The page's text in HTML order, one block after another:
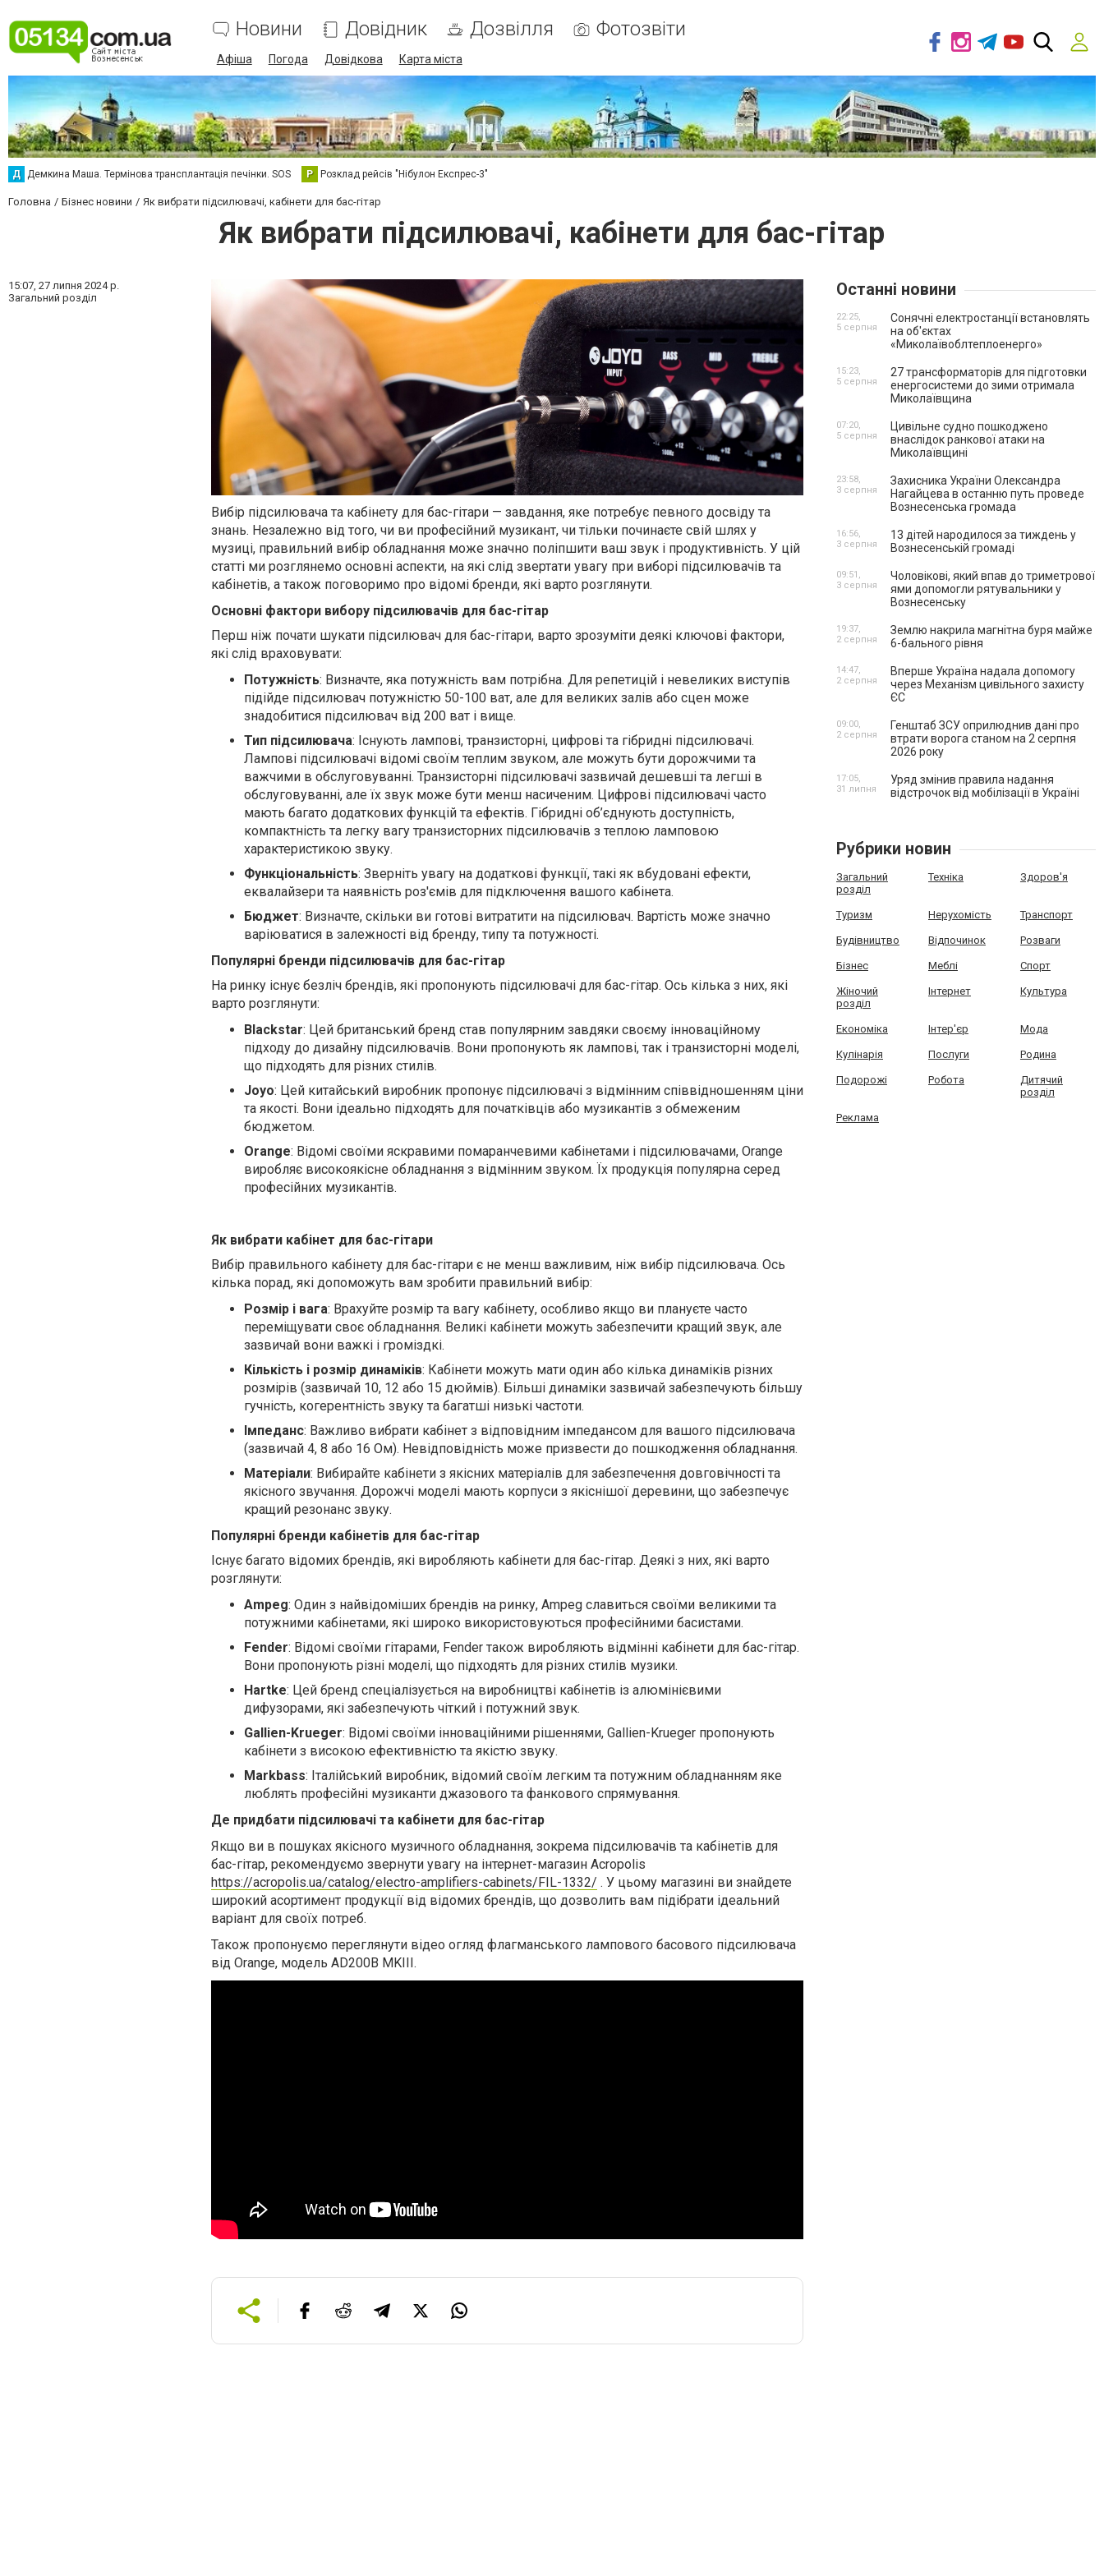
Новини Довідник Дозвілля Фотозвіти
Афіша Погода Довідкова Карта міста
Д Демкина Маша. Термінова трансплантація печінки. SOS Р Розклад рейсів "Нібулон Експрес-3"
Головна Бізнес новини Як вибрати підсилювачі, кабінети для бас-гітар
Як вибрати підсилювачі, кабінети для бас-гітар
15:07, 27 липня 2024 р.
Загальний розділ
Вибір підсилювача та кабінету для бас-гітари — завдання, яке потребує певного досвіду та
знань. Незалежно від того, чи ви професійний музикант, чи тільки починаєте свій шлях у
музиці, правильний вибір обладнання може значно поліпшити ваш звук і продуктивність. У цій
статті ми розглянемо основні аспекти, на які слід звертати увагу при виборі підсилювачів та
кабінетів, а також поговоримо про відомі бренди, які варто розглянути.
Основні фактори вибору підсилювачів для бас-гітар
Перш ніж почати шукати підсилювач для бас-гітари, варто зрозуміти деякі ключові фактори,
які слід враховувати:
Потужність: Визначте, яка потужність вам потрібна. Для репетицій і невеликих виступів
підійде підсилювач потужністю 50-100 ват, але для великих залів або сцен може
знадобитися підсилювач від 200 ват і вище.
Тип підсилювача: Існують лампові, транзисторні, цифрові та гібридні підсилювачі.
Лампові підсилювачі відомі своїм теплим звуком, але можуть бути дорожчими та
важчими в обслуговуванні. Транзисторні підсилювачі зазвичай дешевші та легші в
обслуговуванні, але їх звук може бути менш насиченим. Цифрові підсилювачі часто
мають багато додаткових функцій та ефектів. Гібридні об’єднують доступність,
компактність та легку вагу транзисторних підсилювачів з теплою ламповою
характеристикою звуку.
Функціональність: Зверніть увагу на додаткові функції, такі як вбудовані ефекти,
еквалайзери та наявність роз'ємів для підключення вашого кабінета.
Бюджет: Визначте, скільки ви готові витратити на підсилювач. Вартість може значно
варіюватися в залежності від бренду, типу та потужності.
Популярні бренди підсилювачів для бас-гітар
На ринку існує безліч брендів, які пропонують підсилювачі для бас-гітар. Ось кілька з них, які
варто розглянути:
Blackstar: Цей британський бренд став популярним завдяки своєму інноваційному
підходу до дизайну підсилювачів. Вони пропонують як лампові, так і транзисторні моделі,
що підходять для різних стилів.
Joyo: Цей китайський виробник пропонує підсилювачі з відмінним співвідношенням ціни
та якості. Вони ідеально підходять для початківців або музикантів з обмеженим
бюджетом.
Orange: Відомі своїми яскравими помаранчевими кабінетами і підсилювачами, Orange
виробляє високоякісне обладнання з відмінним звуком. Їх продукція популярна серед
професійних музикантів.
Як вибрати кабінет для бас-гітари
Вибір правильного кабінету для бас-гітари є не менш важливим, ніж вибір підсилювача. Ось
кілька порад, які допоможуть вам зробити правильний вибір:
Розмір і вага: Врахуйте розмір та вагу кабінету, особливо якщо ви плануєте часто
переміщувати своє обладнання. Великі кабінети можуть забезпечити кращий звук, але
зазвичай вони важкі і громіздкі.
Кількість і розмір динаміків: Кабінети можуть мати один або кілька динаміків різних
розмірів (зазвичай 10, 12 або 15 дюймів). Більші динаміки зазвичай забезпечують більшу
гучність, когерентність звуку та багатші низькі частоти.
Імпеданс: Важливо вибрати кабінет з відповідним імпедансом для вашого підсилювача
(зазвичай 4, 8 або 16 Ом). Невідповідність може призвести до пошкодження обладнання.
Матеріали: Вибирайте кабінети з якісних матеріалів для забезпечення довговічності та
якісного звучання. Дорожчі моделі мають корпуси з якіснішої деревини, що забезпечує
кращий резонанс звуку.
Популярні бренди кабінетів для бас-гітар
Існує багато відомих брендів, які виробляють кабінети для бас-гітар. Деякі з них, які варто
розглянути:
Ampeg: Один з найвідоміших брендів на ринку, Ampeg славиться своїми великими та
потужними кабінетами, які широко використовуються професійними басистами.
Fender: Відомі своїми гітарами, Fender також виробляють відмінні кабінети для бас-гітар.
Вони пропонують різні моделі, що підходять для різних стилів музики.
Hartke: Цей бренд спеціалізується на виробництві кабінетів із алюмінієвими
дифузорами, які забезпечують чіткий і потужний звук.
Gallien-Krueger: Відомі своїми інноваційними рішеннями, Gallien-Krueger пропонують
кабінети з високою ефективністю та якістю звуку.
Markbass: Італійський виробник, відомий своїм легким та потужним обладнанням яке
люблять професійні музиканти джазового та фанкового спрямування.
Де придбати підсилювачі та кабінети для бас-гітар
Якщо ви в пошуках якісного музичного обладнання, зокрема підсилювачів та кабінетів для
бас-гітар, рекомендуємо звернути увагу на інтернет-магазин Acropolis
https://acropolis.ua/catalog/electro-amplifiers-cabinets/FIL-1332/ . У цьому магазині ви знайдете
широкий асортимент продукції від відомих брендів, що дозволить вам підібрати ідеальний
варіант для своїх потреб.
Також пропонуємо переглянути відео огляд флагманського лампового басового підсилювача
від Orange, модель AD200B MKIII.
Останні новини
Сонячні електростанції встановлять
на об'єктах
«Миколаївоблтеплоенерго»
22:25,
5 серпня
27 трансформаторів для підготовки
енергосистеми до зими отримала
Миколаївщина
15:23,
5 серпня
Цивільне судно пошкоджено
внаслідок ранкової атаки на
Миколаївщині
07:20,
5 серпня
Захисника України Олександра
Нагайцева в останню путь проведе
Вознесенська громада
23:58,
3 серпня
13 дітей народилося за тиждень у
Вознесенській громаді
16:56,
3 серпня
Чоловікові, який впав до триметрової
ями допомогли рятувальники у
Вознесенську
09:51,
3 серпня
Землю накрила магнітна буря майже
6-бального рівня
19:37,
2 серпня
Вперше Україна надала допомогу
через Механізм цивільного захисту
ЄС
14:47,
2 серпня
Генштаб ЗСУ оприлюднив дані про
втрати ворога станом на 2 серпня
2026 року
09:00,
2 серпня
Уряд змінив правила надання
відстрочок від мобілізації в Україні
17:05,
31 липня
Рубрики новин
Загальний
розділ
Техніка Здоров'я
Туризм Нерухомість Транспорт
Будівництво Відпочинок Розваги
Бізнес Меблі Спорт
Жіночий
розділ
Інтернет Культура
Економіка Інтер'єр Мода
Кулінарія Послуги Родина
Подорожі Робота
Дитячий
розділ
Реклама